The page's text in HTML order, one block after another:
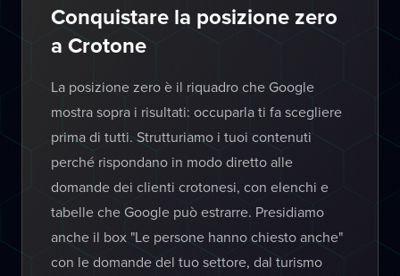
Conquistare la posizione zero
a Crotone
La posizione zero è il riquadro che Google
mostra sopra i risultati: occuparla ti fa scegliere
prima di tutti. Strutturiamo i tuoi contenuti
perché rispondano in modo diretto alle
domande dei clienti crotonesi, con elenchi e
tabelle che Google può estrarre. Presidiamo
anche il box "Le persone hanno chiesto anche"
con le domande del tuo settore, dal turismo